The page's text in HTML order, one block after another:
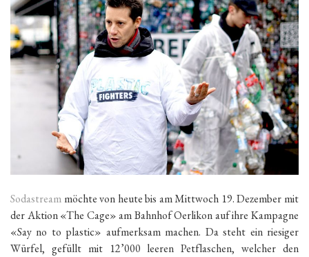
Sodastream möchte von heute bis am Mittwoch 19. Dezember mit
der Aktion «The Cage» am Bahnhof Oerlikon auf ihre Kampagne
«Say no to plastic» aufmerksam machen. Da steht ein riesiger
Würfel, gefüllt mit 12’000 leeren Petflaschen, welcher den